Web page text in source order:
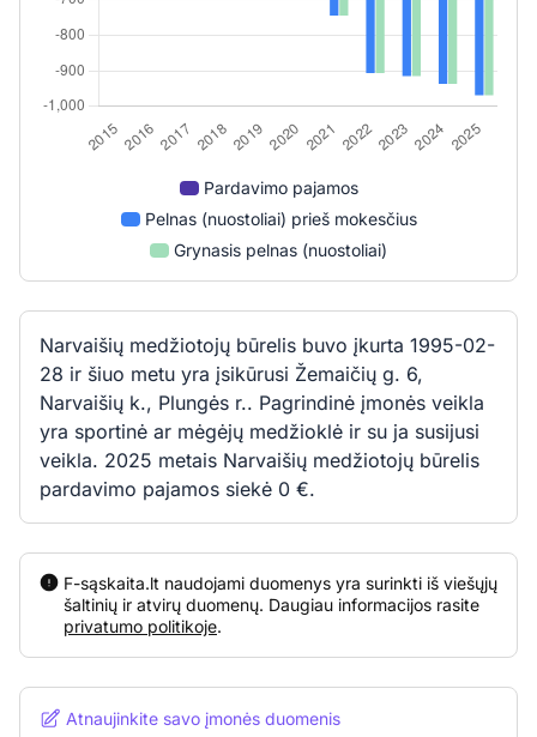
Pardavimo pajamos
Pelnas (nuostoliai) prieš mokesčius
Grynasis pelnas (nuostoliai)
Narvaišių medžiotojų būrelis buvo įkurta 1995-02-
28 ir šiuo metu yra įsikūrusi Žemaičių g. 6,
Narvaišių k., Plungės r.. Pagrindinė įmonės veikla
yra sportinė ar mėgėjų medžioklė ir su ja susijusi
veikla. 2025 metais Narvaišių medžiotojų būrelis
pardavimo pajamos siekė 0 €.
F-sąskaita.lt naudojami duomenys yra surinkti iš viešųjų
šaltinių ir atvirų duomenų. Daugiau informacijos rasite
privatumo politikoje.
Atnaujinkite savo įmonės duomenis